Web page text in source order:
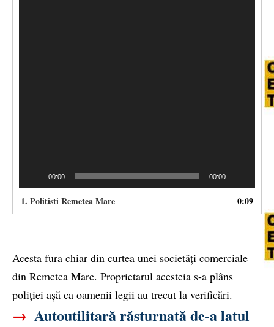
00:00 00:00
1. Politisti Remetea Mare 0:09
Acesta fura chiar din curtea unei societăți comerciale
din Remetea Mare. Proprietarul acesteia s-a plâns
poliției așă ca oamenii legii au trecut la verificări.
→ Autoutilitară răsturnată de-a latul